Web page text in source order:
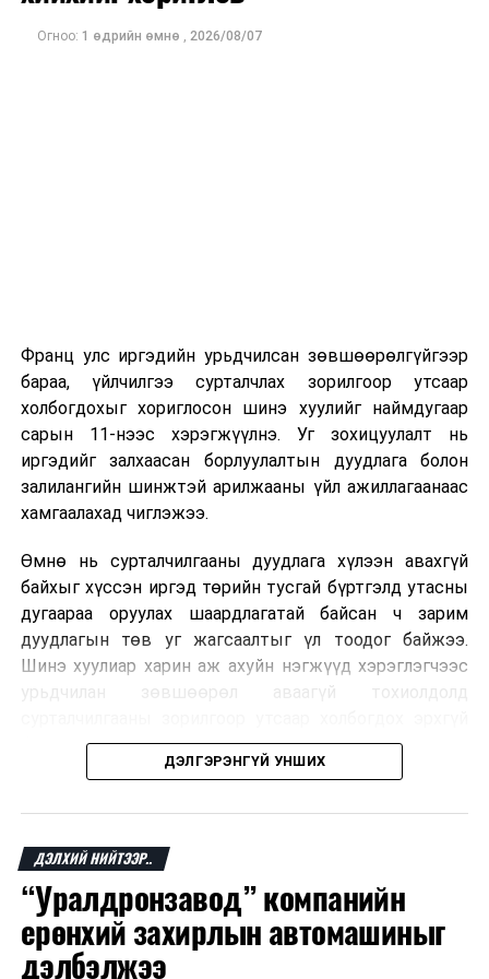
Огноо: 1 өдрийн өмнө 2026/08/07
Франц улс иргэдийн урьдчилсан зөвшөөрөлгүйгээр
бараа, үйлчилгээ сурталчлах зорилгоор утсаар
холбогдохыг хориглосон шинэ хуулийг наймдугаар
сарын 11-нээс хэрэгжүүлнэ. Уг зохицуулалт нь
иргэдийг залхаасан борлуулалтын дуудлага болон
залилангийн шинжтэй арилжааны үйл ажиллагаанаас
хамгаалахад чиглэжээ.
Өмнө нь сурталчилгааны дуудлага хүлээн авахгүй
байхыг хүссэн иргэд төрийн тусгай бүртгэлд утасны
дугаараа оруулах шаардлагатай байсан ч зарим
дуудлагын төв уг жагсаалтыг үл тоодог байжээ.
Шинэ хуулиар харин аж ахуйн нэгжүүд хэрэглэгчээс
урьдчилан зөвшөөрөл аваагүй тохиолдолд
болно. Иргэн өгсөн зөвшөөрлөө хүссэн үедээ цуцлах
Францын эрх баригчдын тооцоолсноор тус улсын
иргэдийн дөрөвний гурав орчим нь долоо хоног бүр
дор хаяж нэг удаа хүсээгүй сурталчилгааны дуудлага
хүлээн авдаг бөгөөд олон хүн үүнээс ч олон
дуудлагад өртдөг байна. Хэрэглэгчийн эрхийг
хамгаалах 11 байгууллага 2024 онд хамтран
ДЭЛГЭРЭНГҮЙ УНШИХ
ДЭЛХИЙ НИЙТЭЭР..
“Уралдронзавод” компанийн
ерөнхий захирлын автомашиныг
дэлбэлжээ